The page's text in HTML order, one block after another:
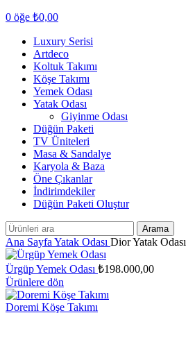
0 öğe ₺0,00
Luxury Serisi
Artdeco
Koltuk Takımı
Köşe Takımı
Yemek Odası
Yatak Odası
Giyinme Odası
Düğün Paketi
TV Üniteleri
Masa & Sandalye
Karyola & Baza
Öne Çıkanlar
İndirimdekiler
Düğün Paketi Oluştur
Arama
Ana Sayfa Yatak Odası Dior Yatak Odası
Ürgüp Yemek Odası ₺198.000,00
Ürünlere dön
Doremi Köşe Takımı